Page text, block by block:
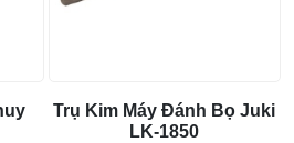
Trụ Kim Máy Đánh Bọ Juki
LK-1850